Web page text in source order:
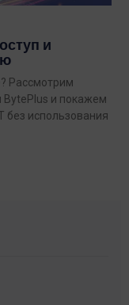
и
Рассмотрим
BytePlus и покажем
без использования